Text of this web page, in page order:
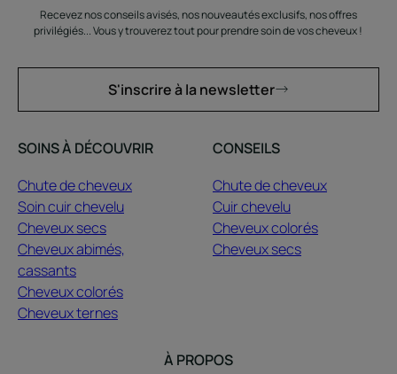
Recevez nos conseils avisés, nos nouveautés exclusifs, nos offres
privilégiés... Vous y trouverez tout pour prendre soin de vos cheveux !
S'inscrire à la newsletter
SOINS À DÉCOUVRIR
Chute de cheveux
Soin cuir chevelu
Cheveux secs
Cheveux abimés,
cassants
Cheveux colorés
Cheveux ternes
CONSEILS
Chute de cheveux
Cuir chevelu
Cheveux colorés
Cheveux secs
À PROPOS